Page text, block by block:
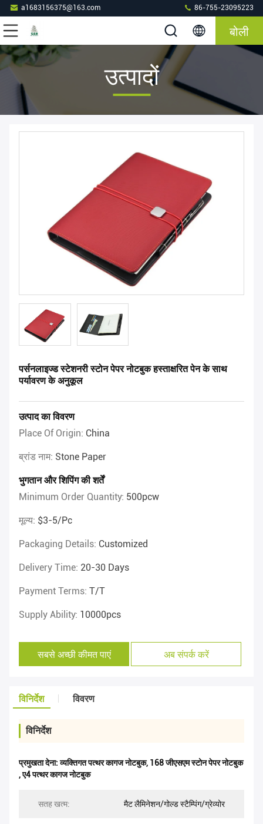
a1683156375@163.com 86-755-23095223
बोली
उत्पादों
पर्सनलाइज्ड स्टेशनरी स्टोन पेपर नोटबुक हस्ताक्षरित पेन के साथ
पर्यावरण के अनुकूल
उत्पाद का विवरण
Place Of Origin: China
ब्रांड नाम: Stone Paper
भुगतान और शिपिंग की शर्तें
Minimum Order Quantity: 500pcw
मूल्य: $3-5/pc
Packaging Details: Customized
Delivery Time: 20-30 Days
Payment Terms: T/T
Supply Ability: 10000pcs
सबसे अच्छी कीमत पाएं अब संपर्क करें
विनिर्देश विवरण
विनिर्देश
प्रमुखता देना:व्यक्तिगत पत्थर कागज नोटबुक, 168 जीएसएम स्टोन पेपर नोटबुक
,ए4 पत्थर कागज नोटबुक
सतह खत्म: मैट लैमिनेशन/गोल्ड स्टैम्पिंग/ग्रेव्योर